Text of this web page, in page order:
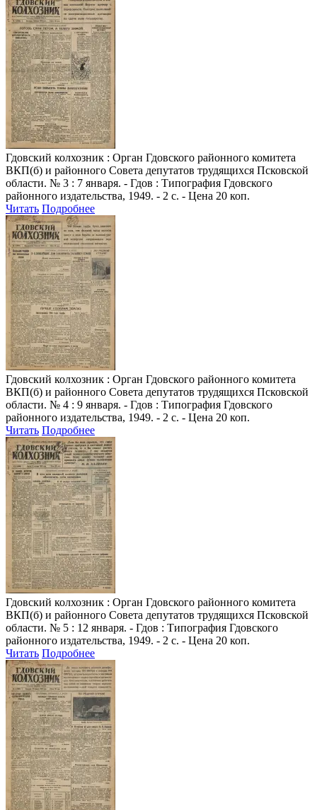
Гдовский колхозник : Орган Гдовского районного комитета
ВКП(б) и районного Совета депутатов трудящихся Псковской
области. № 3 : 7 января. - Гдов : Типография Гдовского
районного издательства, 1949. - 2 с. - Цена 20 коп.
Читать Подробнее
Гдовский колхозник : Орган Гдовского районного комитета
ВКП(б) и районного Совета депутатов трудящихся Псковской
области. № 4 : 9 января. - Гдов : Типография Гдовского
районного издательства, 1949. - 2 с. - Цена 20 коп.
Читать Подробнее
Гдовский колхозник : Орган Гдовского районного комитета
ВКП(б) и районного Совета депутатов трудящихся Псковской
области. № 5 : 12 января. - Гдов : Типография Гдовского
районного издательства, 1949. - 2 с. - Цена 20 коп.
Читать Подробнее